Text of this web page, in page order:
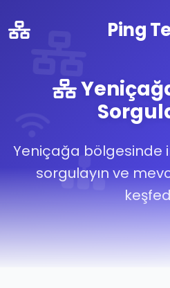
Ping
Yeniçağa bölgesinde
sorgulayın ve